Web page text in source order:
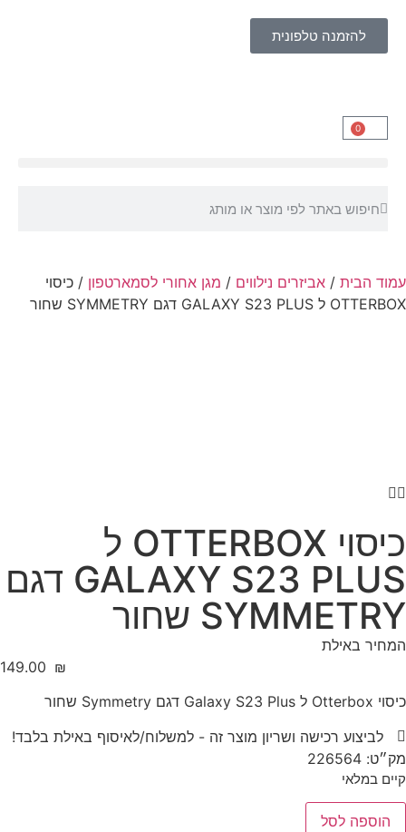
0
להזמנה טלפונית
עמוד הבית / אביזרים נילווים / מגן אחורי לסמארטפון / כיסוי
OTTERBOX ל GALAXY S23 PLUS דגם SYMMETRY שחור
כיסוי OTTERBOX ל
GALAXY S23 PLUS דגם
SYMMETRY שחור
המחיר באילת
‎149.00 ₪
כיסוי Otterbox ל Galaxy S23 Plus דגם Symmetry שחור
לביצוע רכישה ושריון מוצר זה - למשלוח/לאיסוף באילת בלבד!
מק״ט: 226564
קיים במלאי
הוספה לסל